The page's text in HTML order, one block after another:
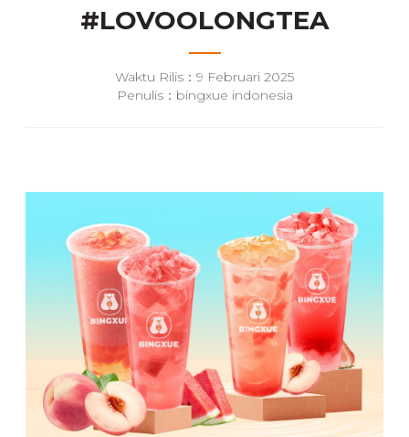
#LOVOOLONGTEA
Waktu Rilis：9 Februari 2025
Penulis：bingxue indonesia